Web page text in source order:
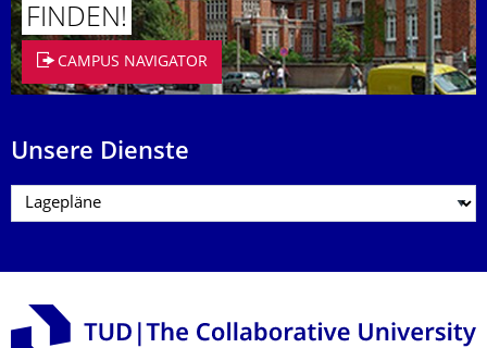
FINDEN!
CAMPUS NAVIGATOR
Unsere Dienste